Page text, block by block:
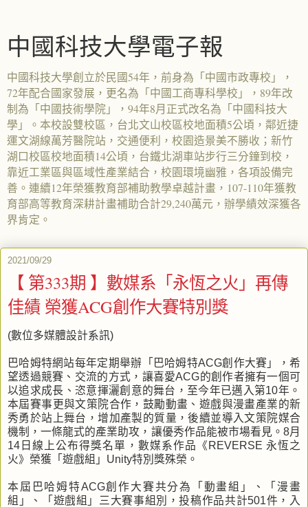
中國科技大學電子報
中國科技大學創立於民國54年，前身為「中國市政專校」，
72年配合國家發展，更名為「中國工商專科學校」，89年改
制為「中國技術學院」，94年8月正式改名為「中國科技大
學」。本校設雙校區，台北文山校區校地面積5公頃，鄰近捷
運文湖線萬芳醫院站，交通便利，校園造景美不勝收；新竹
湖口校區校地面積14公頃，台鐵北湖車站步行三分鐘到校，
靠近工業區與區域性產業結合，校園環境幽雅，各項設備完
善。連續12年榮獲教育部補助教學卓越計畫，107-110年獲教
育部高等教育深耕計畫補助合計29,240萬元，辦學績效深獲各
界肯定。
2021/09/29
【 第333期 】數媒系「永恆之火」再傳
佳績 榮獲ACG創作大賽特別獎
(數位多媒體設計系訊)
巴哈姆特網站每年定期舉辦「巴哈姆特ACG創作大賽」，希
望透過競賽、交流的方式，讓喜愛ACG的創作者擁有一個可
以追求成長、恣意揮灑創意的舞台，至今年已邁入第10年。
本屆賽事更與文策院合作，鼓勵動畫、遊戲與漫畫產業的新
秀勇於站上舞台，增加產製的質量，後續並導入文策院媒合
機制，一條龍式的產業助攻，讓優秀作品能被市場看見。8月
14日線上公布得獎名單，數媒系作品《REVERSE 永恆之
火》榮獲「遊戲組」Unity特別獎殊榮。
本屆巴哈姆特ACG創作大賽共分為「動畫組」、「漫畫
組」、「遊戲組」三大賽事組別，投稿作品共計501件，入